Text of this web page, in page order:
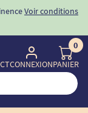
Voir conditions
CONNEXION
0
PANIER